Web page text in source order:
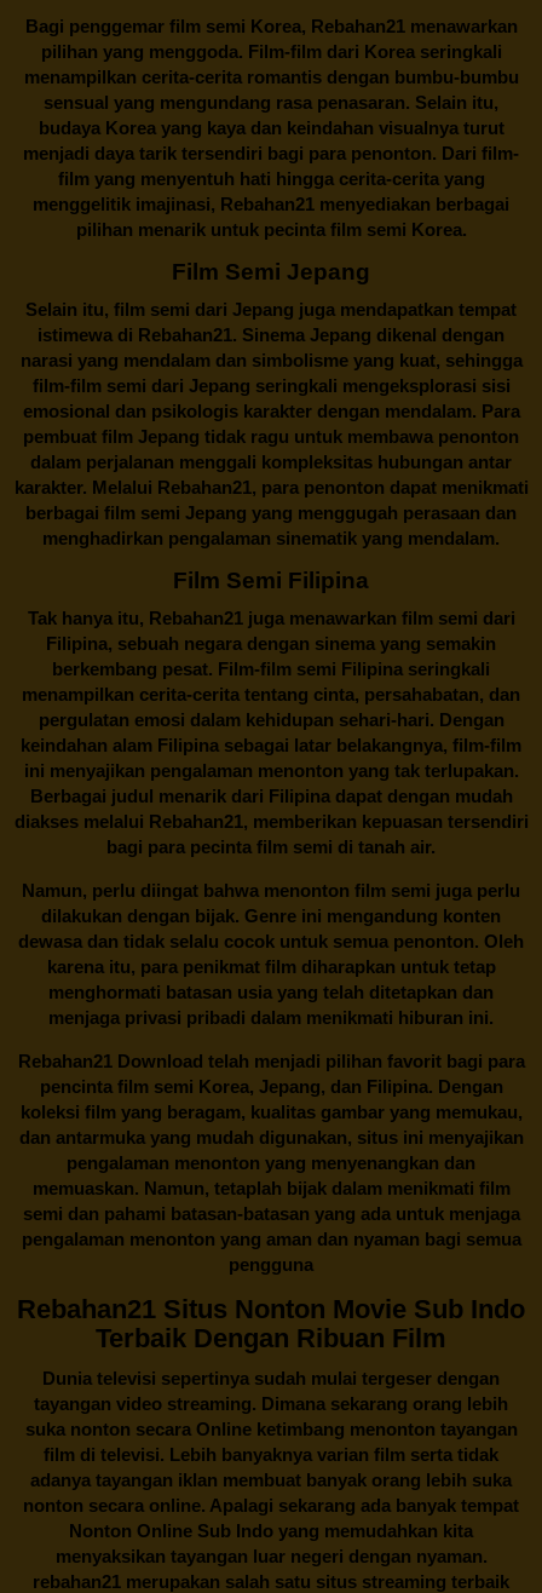
Bagi penggemar film semi Korea, Rebahan21menawarkan
pilihan yang menggoda. Film-film dari Korea seringkali
menampilkan cerita-cerita romantis dengan bumbu-bumbu
sensual yang mengundang rasa penasaran. Selain itu,
budaya Korea yang kaya dan keindahan visualnya turut
menjadi daya tarik tersendiri bagi para penonton. Dari film-
film yang menyentuh hati hingga cerita-cerita yang
menggelitik imajinasi, Rebahan21 menyediakan berbagai
pilihan menarik untuk pecinta film semi Korea.
Film Semi Jepang
Selain itu, film semi dari Jepang juga mendapatkan tempat
istimewa di Rebahan21. Sinema Jepang dikenal dengan
narasi yang mendalam dan simbolisme yang kuat, sehingga
film-film semi dari Jepang seringkali mengeksplorasi sisi
emosional dan psikologis karakter dengan mendalam. Para
pembuat film Jepang tidak ragu untuk membawa penonton
dalam perjalanan menggali kompleksitas hubungan antar
karakter. Melalui Rebahan21, para penonton dapat menikmati
berbagai film semi Jepang yang menggugah perasaan dan
menghadirkan pengalaman sinematik yang mendalam.
Film Semi Filipina
Tak hanya itu, Rebahan21juga menawarkan film semi dari
Filipina, sebuah negara dengan sinema yang semakin
berkembang pesat. Film-film semi Filipina seringkali
menampilkan cerita-cerita tentang cinta, persahabatan, dan
pergulatan emosi dalam kehidupan sehari-hari. Dengan
keindahan alam Filipina sebagai latar belakangnya, film-film
ini menyajikan pengalaman menonton yang tak terlupakan.
Berbagai judul menarik dari Filipina dapat dengan mudah
diakses melalui Rebahan21, memberikan kepuasan tersendiri
bagi para pecinta film semi di tanah air.
Namun, perlu diingat bahwa menonton film semi juga perlu
dilakukan dengan bijak. Genre ini mengandung konten
dewasa dan tidak selalu cocok untuk semua penonton. Oleh
karena itu, para penikmat film diharapkan untuk tetap
menghormati batasan usia yang telah ditetapkan dan
menjaga privasi pribadi dalam menikmati hiburan ini.
Rebahan21Download telah menjadi pilihan favorit bagi para
pencinta film semi Korea, Jepang, dan Filipina. Dengan
koleksi film yang beragam, kualitas gambar yang memukau,
dan antarmuka yang mudah digunakan, situs ini menyajikan
pengalaman menonton yang menyenangkan dan
memuaskan. Namun, tetaplah bijak dalam menikmati film
semi dan pahami batasan-batasan yang ada untuk menjaga
pengalaman menonton yang aman dan nyaman bagi semua
pengguna
Rebahan21 Situs Nonton Movie Sub Indo
Terbaik Dengan Ribuan Film
Dunia televisi sepertinya sudah mulai tergeser dengan
tayangan video streaming. Dimana sekarang orang lebih
suka nonton secara Online ketimbang menonton tayangan
film di televisi. Lebih banyaknya varian film serta tidak
adanya tayangan iklan membuat banyak orang lebih suka
nonton secara online. Apalagi sekarang ada banyak tempat
Nonton Online Sub Indo yang memudahkan kita
menyaksikan tayangan luar negeri dengan nyaman.
rebahan21 merupakan salah satu situs streaming terbaik